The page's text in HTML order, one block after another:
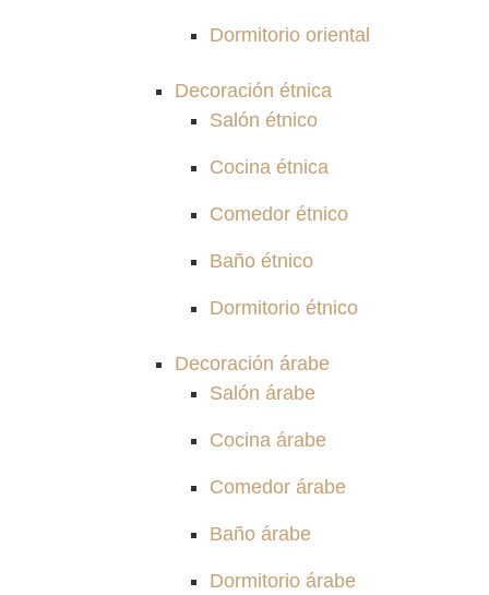
Dormitorio oriental
Decoración étnica
Salón étnico
Cocina étnica
Comedor étnico
Baño étnico
Dormitorio étnico
Decoración árabe
Salón árabe
Cocina árabe
Comedor árabe
Baño árabe
Dormitorio árabe